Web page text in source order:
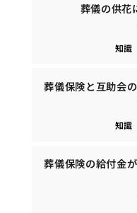
葬儀の供花
知識
葬儀保険と互助会
知識
葬儀保険の給付金